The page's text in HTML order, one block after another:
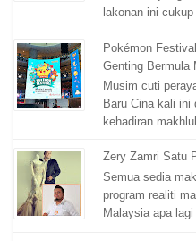
lakonan ini
Pokémon
Genting Bermula
Musim cuti
Baru Cina kali ini
kehadiran
Zery Zamri Satu
Semua sedia
program realiti
Malaysia apa